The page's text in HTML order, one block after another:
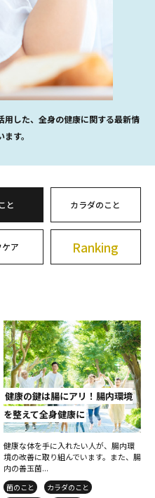
用した、全身の健康に関する最新情
す。
と カラダのこと
ア Ranking
健康の鍵は腸にアリ！腸内環境
を整えて全身健康に
健康な体を手に入れたい人が、腸内環
境の改善に取り組んでいます。また、腸
内の善玉菌...
菌のこと
カラダのこと